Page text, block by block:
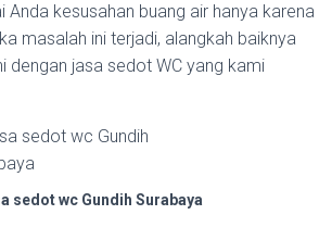
Anda kesusahan buang air hanya karena
masalah ini terjadi, alangkah baiknya
dengan jasa sedot WC yang kami
sedot wc Gundih Surabaya